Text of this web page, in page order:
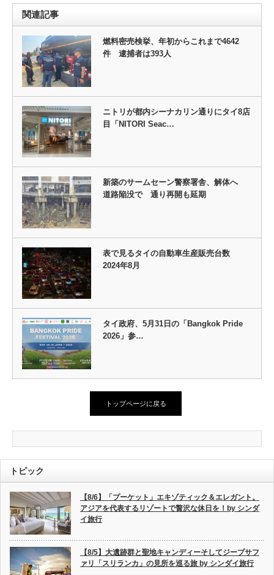
関連記事
燃料密売検挙、年初からこれまで4642
件 逮捕者は393人
ニトリが都内シーナカリン通りにタイ8店
目「NITORI Seac…
新築のサームセーン警察署舎、解体へ
道路陥没で 通り再開も延期
表で見るタイの自動車生産販売台数
2024年8月
タイ政府、5月31日の「Bangkok Pride
2026」参…
トップページに戻る
トピック
【8/6】「プーケット」エキゾティック＆エレガント。
アジアを代表するリゾートで贅沢な休日を！by シンダ
イ旅行
【8/5】大遺跡群と聖地キャンディーそしてジープサフ
ァリ「スリランカ」の見所を巡る旅 by シンダイ旅行